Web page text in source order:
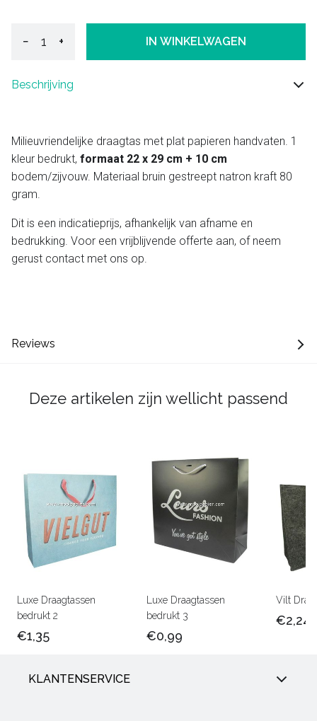
− + IN WINKELWAGEN
Beschrijving
Milieuvriendelijke draagtas met plat papieren handvaten. 1
kleur bedrukt, formaat 22 x 29 cm + 10 cm
bodem/zijvouw. Materiaal bruin gestreept natron kraft 80
gram.
Dit is een indicatieprijs, afhankelijk van afname en
bedrukking. Voor een vrijblijvende offerte aan, of neem
gerust contact met ons op.
Reviews
Deze artikelen zijn wellicht passend
Luxe Draagtassen
bedrukt 2
€1,35
Luxe Draagtassen
bedrukt 3
€0,99
Vilt
€2,24
KLANTENSERVICE